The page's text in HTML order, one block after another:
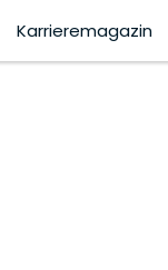
Karrieremagazin